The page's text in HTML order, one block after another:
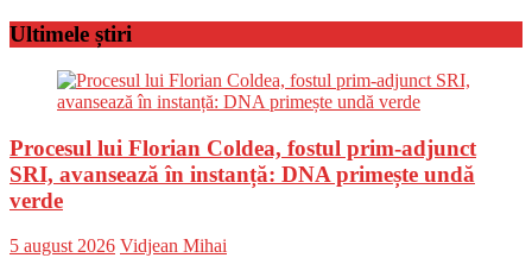
Ultimele știri
Procesul lui Florian Coldea, fostul prim-adjunct
SRI, avansează în instanță: DNA primește undă
verde
Posted
5 august 2026 Author
Vidjean Mihai